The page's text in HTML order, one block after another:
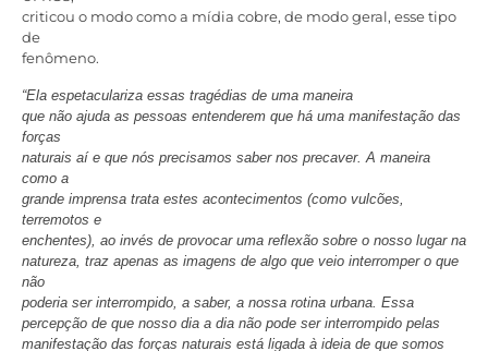
criticou o modo como a mídia cobre, de modo geral, esse tipo
de
fenômeno.
“Ela espetaculariza essas tragédias de uma maneira
que não ajuda as pessoas entenderem que há uma manifestação das
forças
naturais aí e que nós precisamos saber nos precaver. A maneira
como a
grande imprensa trata estes acontecimentos (como vulcões,
terremotos e
enchentes), ao invés de provocar uma reflexão sobre o nosso lugar na
natureza, traz apenas as imagens de algo que veio interromper o que
não
poderia ser interrompido, a saber, a nossa rotina urbana. Essa
percepção de que nosso dia a dia não pode ser interrompido pelas
manifestação das forças naturais está ligada à ideia de que somos